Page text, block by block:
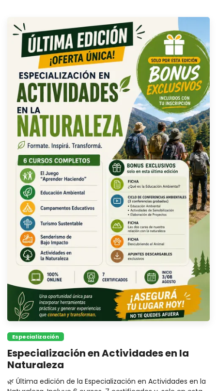
Especialización
Especialización en Actividades en la
Naturaleza
🌿 Última edición de la Especialización en Actividades en la